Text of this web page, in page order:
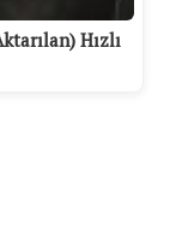
Hızlı